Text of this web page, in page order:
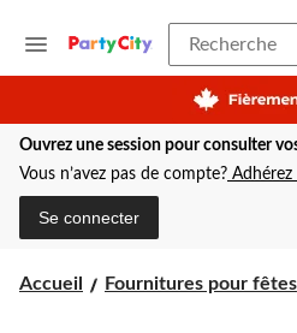
Recherche
Ouvrez une session pour consulter
Vous n’avez pas de compte?
Se connecter
Accueil Fournitures pour fêtes